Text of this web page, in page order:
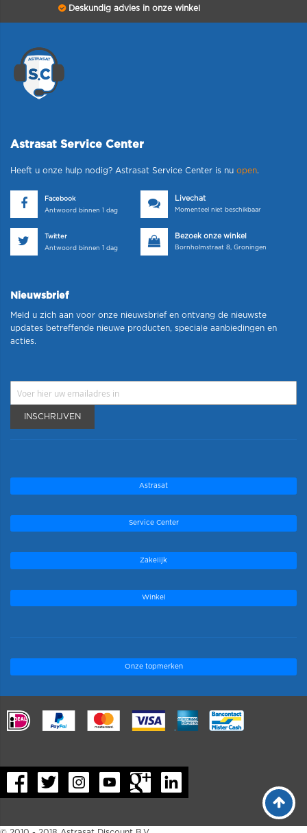
Deskundig advies in onze winkel
Astrasat Service Center
Heeft u onze hulp nodig? Astrasat Service Center is nu open.
Facebook
Antwoord binnen 1 dag
Livechat
Momenteel niet beschikbaar
Twitter
Antwoord binnen 1 dag
Bezoek onze winkel
Bornholmstraat 8, Groningen
Nieuwsbrief
Meld u zich aan voor onze nieuwsbrief en ontvang de nieuwste
updates betreffende nieuwe producten, speciale aanbiedingen en
acties.
INSCHRIJVEN
Astrasat
Service Center
Zakelijk
Winkel
Onze topmerken
.